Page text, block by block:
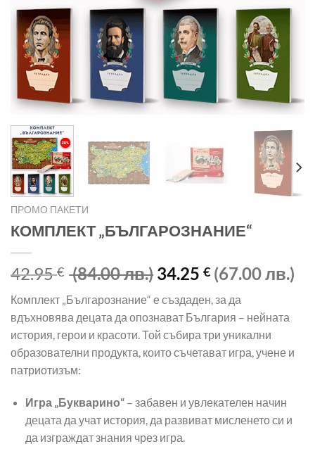
ПРОМО ПАКЕТИ
КОМПЛЕКТ „БЪЛГАРОЗНАНИЕ“
42.95€ (84.00 лв.) Original
was:
42.95 €
(84.00
лв.).
34.25€ (67.00 лв.)
Комплект „Българознание“ е създаден, за да
вдъхновява децата да опознават България – нейната
история, герои и красоти. Той събира три уникални
образователни продукта, които съчетават игра, учене и
патриотизъм:
Игра „Букварино“– забавен и увлекателен начин
децата да учат история, да развиват мисленето си и
да изграждат знания чрез игра.